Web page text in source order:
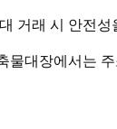
거래 시 안전
대장에서는